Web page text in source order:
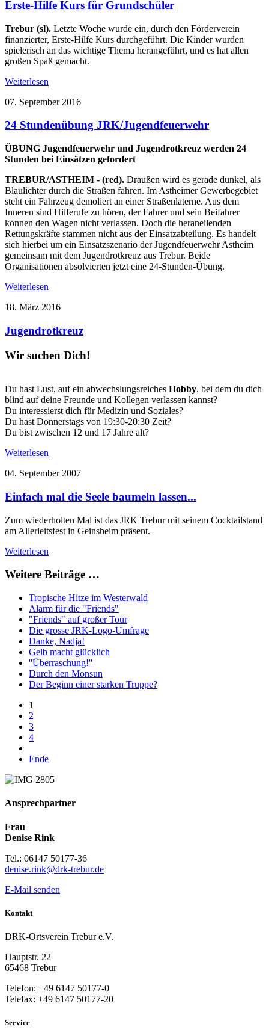
Erste-Hilfe Kurs für Grundschüler
Trebur (sl). Letzte Woche wurde ein, durch den Förderverein
finanzierter, Erste-Hilfe Kurs durchgeführt. Die Kinder wurden
spielerisch an das wichtige Thema herangeführt, und es hat allen
großen Spaß gemacht.
Weiterlesen
07. September 2016
24 Stundenübung JRK/Jugendfeuerwehr
ÜBUNG Jugendfeuerwehr und Jugendrotkreuz werden 24
Stunden bei Einsätzen gefordert
TREBUR/ASTHEIM - (red). Draußen wird es gerade dunkel, als
Blaulichter durch die Straßen fahren. Im Astheimer Gewerbegebiet
steht ein Fahrzeug demoliert an einer Straßenlaterne. Aus dem
Inneren sind Hilferufe zu hören, der Fahrer und sein Beifahrer
können den Wagen nicht verlassen. Doch die heraneilenden
Rettungskräfte stammen nicht aus der Einsatzabteilung. Es handelt
sich hierbei um ein Einsatzszenario der Jugendfeuerwehr Astheim
gemeinsam mit dem Jugendrotkreuz aus Trebur. Beide
Organisationen absolvierten jetzt eine 24-Stunden-Übung.
Weiterlesen
18. März 2016
Jugendrotkreuz
Wir suchen Dich!
Du hast Lust, auf ein abwechslungsreiches Hobby, bei dem du dich
blind auf deine Freunde und Kollegen verlassen kannst?
Du interessierst dich für Medizin und Soziales?
Du hast Donnerstags von 19:30-20:30 Zeit?
Du bist zwischen 12 und 17 Jahre alt?
Weiterlesen
04. September 2007
Einfach mal die Seele baumeln lassen...
Zum wiederholten Mal ist das JRK Trebur mit seinem Cocktailstand
am Allerleitsfest in Geinsheim präsent.
Weiterlesen
Weitere Beiträge …
Tropische Hitze im Westerwald
Alarm für die "Friends"
"Friends" auf großer Tour
Die grosse JRK-Logo-Umfrage
Danke, Nadja!
Gelb macht glücklich
''Überraschung!''
Durch den Monsun
Der Beginn einer starken Truppe?
1
2
3
4
Ende
Ansprechpartner
Frau
Denise Rink
Tel.: 06147 50177-36
denise.rink@drk-trebur.de
E-Mail senden
Kontakt
DRK-Ortsverein Trebur e.V.
Hauptstr. 22
65468 Trebur
Telefon: +49 6147 50177-0
Telefax: +49 6147 50177-20
Service